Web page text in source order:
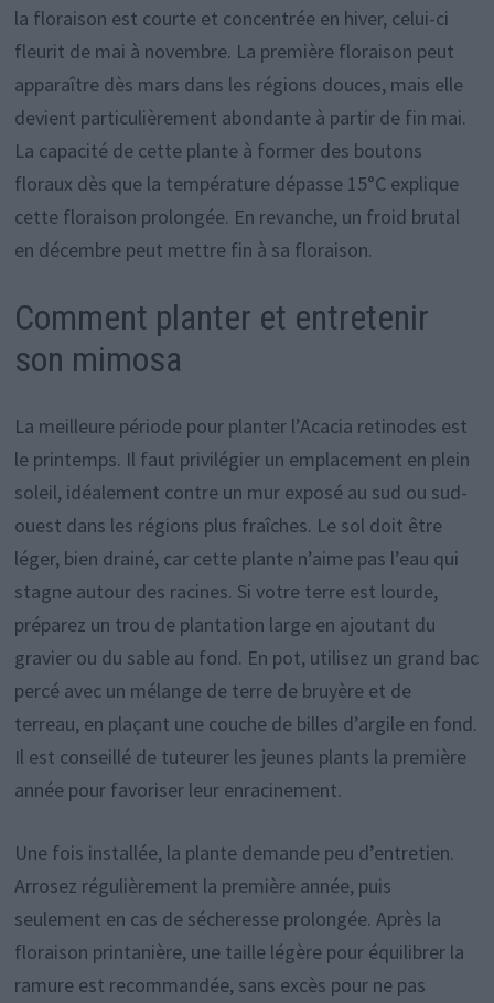
la floraison est courte et concentrée en hiver, celui-ci
fleurit de mai à novembre. La première floraison peut
apparaître dès mars dans les régions douces, mais elle
devient particulièrement abondante à partir de fin mai.
La capacité de cette plante à former des boutons
floraux dès que la température dépasse 15°C explique
cette floraison prolongée. En revanche, un froid brutal
en décembre peut mettre fin à sa floraison.
Comment planter et entretenir
son mimosa
La meilleure période pour planter l’Acacia retinodes est
le printemps. Il faut privilégier un emplacement en plein
soleil, idéalement contre un mur exposé au sud ou sud-
ouest dans les régions plus fraîches. Le sol doit être
léger, bien drainé, car cette plante n’aime pas l’eau qui
stagne autour des racines. Si votre terre est lourde,
préparez un trou de plantation large en ajoutant du
gravier ou du sable au fond. En pot, utilisez un grand bac
percé avec un mélange de terre de bruyère et de
terreau, en plaçant une couche de billes d’argile en fond.
Il est conseillé de tuteurer les jeunes plants la première
année pour favoriser leur enracinement.
Une fois installée, la plante demande peu d’entretien.
Arrosez régulièrement la première année, puis
seulement en cas de sécheresse prolongée. Après la
floraison printanière, une taille légère pour équilibrer la
ramure est recommandée, sans excès pour ne pas